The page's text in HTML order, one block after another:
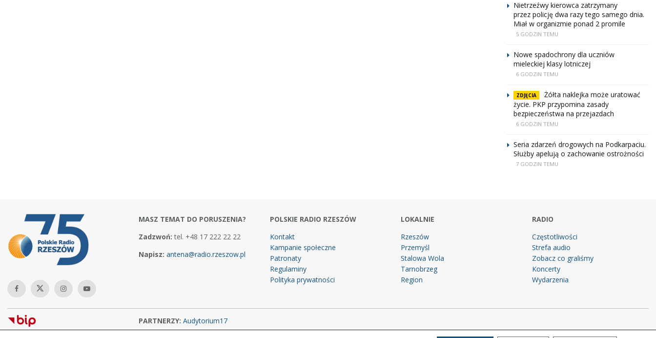
Nietrzeźwy kierowca zatrzymany
przez policję dwa razy tego samego dnia.
Miał w organizmie ponad 2 promile
5 GODZIN TEMU
Nowe spadochrony dla uczniów
mieleckiej klasy lotniczej
6 GODZIN TEMU
ZDJĘCIA
Żółta naklejka może uratować
życie. PKP przypomina zasady
bezpieczeństwa na przejazdach
6 GODZIN TEMU
Seria zdarzeń drogowych na Podkarpaciu.
Służby apelują o zachowanie ostrożności
7 GODZIN TEMU
MASZ TEMAT DO PORUSZENIA?
Zadzwoń: tel. +48 17 222 22 22
Napisz: antena@radio.rzeszow.pl
POLSKIE RADIO RZESZÓW
Kontakt
Kampanie społeczne
Patronaty
Regulaminy
Polityka prywatności
LOKALNIE
Rzeszów
Przemyśl
Stalowa Wola
Tarnobrzeg
Region
RADIO
Częstotliwości
Strefa audio
Zobacz co graliśmy
Koncerty
Wydarzenia
PARTNERZY: Audytorium17